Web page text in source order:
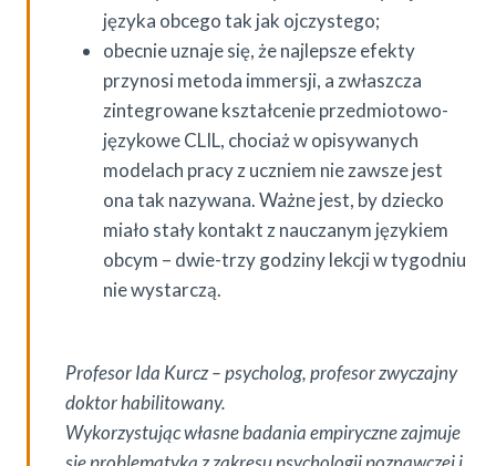
języka obcego tak jak ojczystego;
obecnie uznaje się, że najlepsze efekty
przynosi metoda immersji, a zwłaszcza
zintegrowane kształcenie przedmiotowo-
językowe CLIL, chociaż w opisywanych
modelach pracy z uczniem nie zawsze jest
ona tak nazywana. Ważne jest, by dziecko
miało stały kontakt z nauczanym językiem
obcym – dwie-trzy godziny lekcji w tygodniu
nie wystarczą.
Profesor Ida Kurcz – psycholog, profesor zwyczajny
doktor habilitowany.
Wykorzystując własne badania empiryczne zajmuje